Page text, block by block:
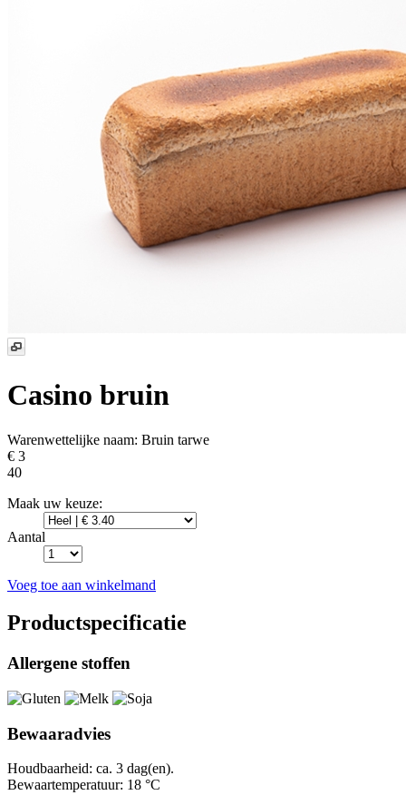
Casino bruin
Warenwettelijke naam: Bruin tarwe
€ 3
40
Maak uw keuze:
Aantal
Voeg toe aan winkelmand
Productspecificatie
Allergene stoffen
Bewaaradvies
Houdbaarheid: ca. 3 dag(en).
Bewaartemperatuur: 18 °C